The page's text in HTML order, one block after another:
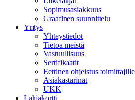
Sopimusasiakkuus
Graafinen suunnittelu
Yritys
Yhteystiedot
Tietoa meistä
Vastuullisuus
Sertifikaatit
Eettinen ohjeistus toimittajille
Asiakastarinat
UKK
Lahjakortti